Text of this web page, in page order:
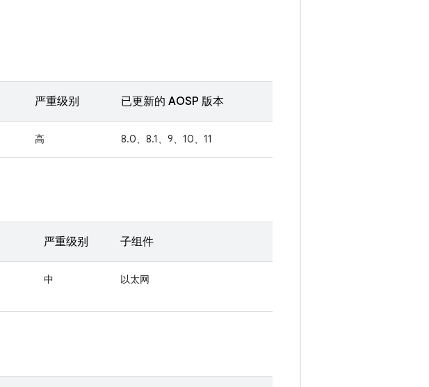
严重级别 已更新的 AOSP 版本
高 8.0、8.1、9、10、11
严重级别 子组件
中 以太网